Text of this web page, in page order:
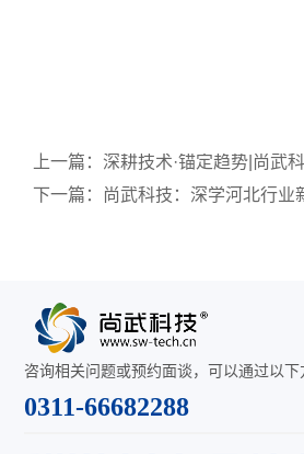
上一篇：
下一篇：
咨询相关问题或预约面谈，可以通过以下
0311-66682288